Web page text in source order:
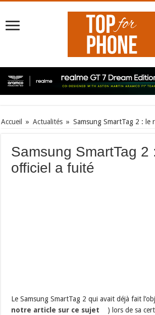
Accueil » Actualités » Samsung SmartTag 2 : le
Samsung SmartTag 2
officiel a fuité
Le Samsung SmartTag 2 qui avait déjà fait
notre article sur ce sujet
) lors de sa